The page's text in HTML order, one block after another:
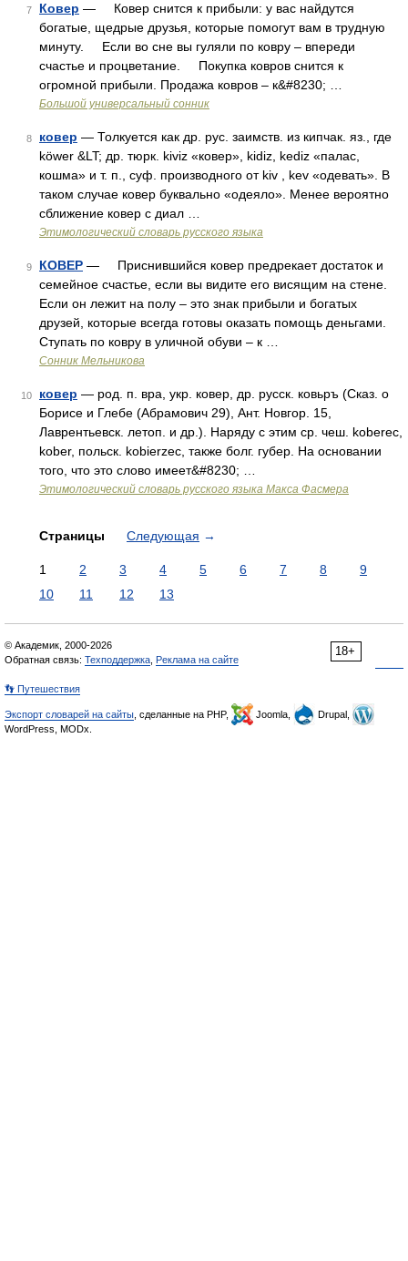
7 Ковер — Ковер снится к прибыли: у вас найдутся
богатые, щедрые друзья, которые помогут вам в трудную
минуту. Если во сне вы гуляли по ковру – впереди
счастье и процветание. Покупка ковров снится к
огромной прибыли. Продажа ковров – к&#8230; …
Большой универсальный сонник
8 ковер — Толкуется как др. рус. заимств. из кипчак. яз., где
köwer &LT; др. тюрк. kiviz «ковер», kidiz, kediz «палас,
кошма» и т. п., суф. производного от kiv , kev «одевать». В
таком случае ковер буквально «одеяло». Менее вероятно
сближение ковер с диал …
Этимологический словарь русского языка
9 КОВЕР — Приснившийся ковер предрекает достаток и
семейное счастье, если вы видите его висящим на стене.
Если он лежит на полу – это знак прибыли и богатых
друзей, которые всегда готовы оказать помощь деньгами.
Ступать по ковру в уличной обуви – к …
Сонник Мельникова
10 ковер — род. п. вра, укр. ковер, др. русск. ковьръ (Сказ. о
Борисе и Глебе (Абрамович 29), Ант. Новгор. 15,
Лаврентьевск. летоп. и др.). Наряду с этим ср. чеш. kоbеrес,
kober, польск. kobierzec, также болг. губер. На основании
того, что это слово имеет&#8230; …
Этимологический словарь русского языка Макса Фасмера
Страницы Следующая →
1 2 3 4 5 6 7 8
9
10
11 12 13
18+
© Академик, 2000-2026
Обратная связь: Техподдержка Реклама на сайте
👣 Путешествия
Экспорт словарей на сайты , сделанные на PHP, Joomla,
Drupal,
WordPress, MODx.